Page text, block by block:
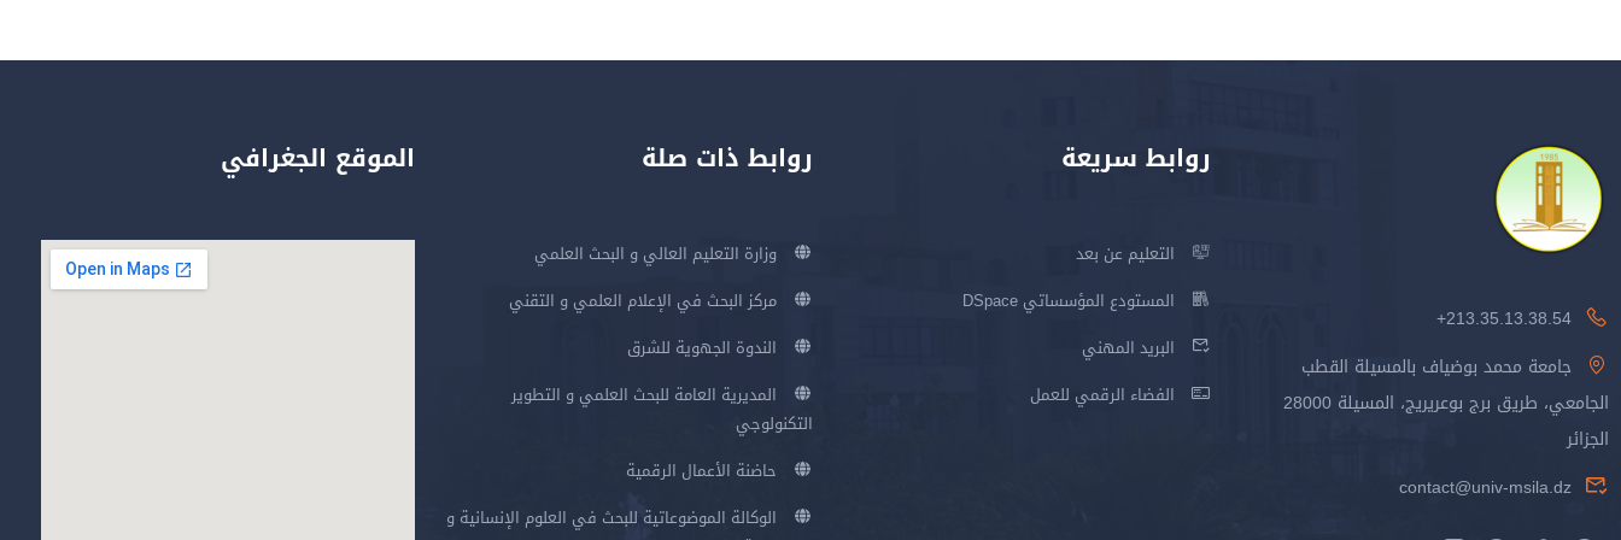
213.35.13.38.54+
جامعة محمد بوضياف بالمسيلة القطب
الجامعي، طريق برج بوعريريج، المسيلة 28000
الجزائر
contact@univ-msila.dz
روابط سريعة
التعليم عن بعد
المستودع المؤسساتي DSpace
البريد المهني
الفضاء الرقمي للعمل
روابط ذات صلة
وزارة التعليم العالي و البحث العلمي
مركز البحث في الإعلام العلمي و التقني
الندوة الجهوية للشرق
المديرية العامة للبحث العلمي و التطوير
التكنولوجي
حاضنة الأعمال الرقمية
الوكالة الموضوعاتية للبحث في العلوم الإنسانية و
الموقع الجغرافي